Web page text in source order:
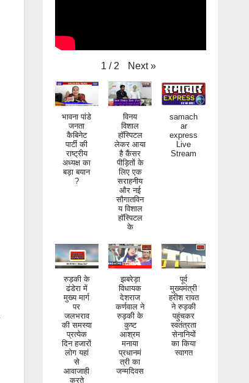
1 / 2 Next
भावना पांडे
जनता
कैबिनेट
पार्टी की
राष्ट्रीय
अध्यक्ष का
बड़ा बयान
?
विनय
विशाल
हॉस्पिटल
लेकर आया
है कैंसर
पीड़ितों के
लिए एक
सराहनीय
और नई
सौगातविन
य विशाल
हॉस्पिटल
के
samach
ar
express
Live
Stream
रुड़की के
ढंडेरा में
मुख्य मार्ग
पर
जलभराव
की समस्या
प्रत्येक
दिन हजारों
लोग यहां
से
आवाजाही
करते
झबरेड़ा
विधायक
देशराज
कर्णवाल ने
रुड़की के
कुष्ट
आश्रम
मनाया
प्रधानमं
त्री का
जन्मदिवस
पूर्व
मुख्यमंत्री
हरीश रावत
ने रुड़की
पहुंचकर
स्वतंत्रता
सेनानियों
का किया
स्वागत